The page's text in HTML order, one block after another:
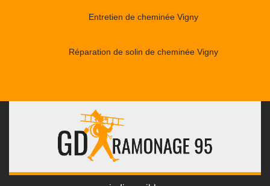
Entretien de cheminée Vigny
Réparation de solin de cheminée Vigny